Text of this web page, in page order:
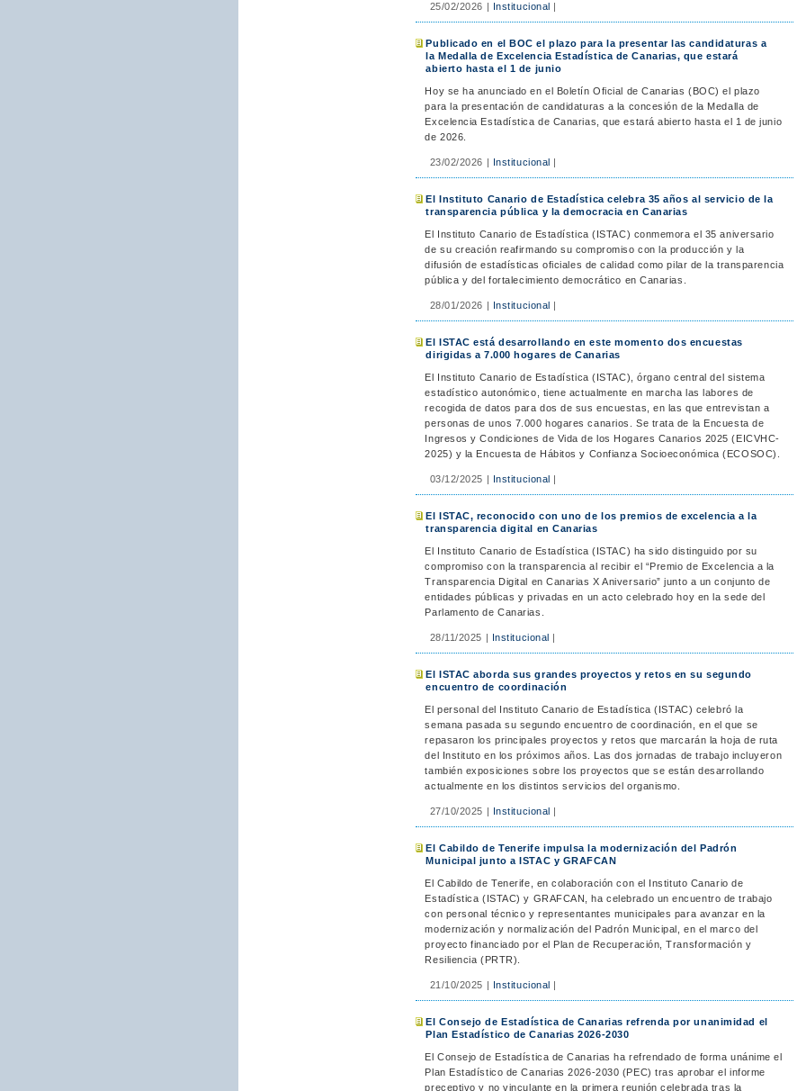
25/02/2026 | Institucional |
Publicado en el BOC el plazo para la presentar las candidaturas a
la Medalla de Excelencia Estadística de Canarias, que estará
abierto hasta el 1 de junio
Hoy se ha anunciado en el Boletín Oficial de Canarias (BOC) el plazo
para la presentación de candidaturas a la concesión de la Medalla de
Excelencia Estadística de Canarias, que estará abierto hasta el 1 de junio
de 2026.
23/02/2026 | Institucional |
El Instituto Canario de Estadística celebra 35 años al servicio de la
transparencia pública y la democracia en Canarias
El Instituto Canario de Estadística (ISTAC) conmemora el 35 aniversario
de su creación reafirmando su compromiso con la producción y la
difusión de estadísticas oficiales de calidad como pilar de la transparencia
pública y del fortalecimiento democrático en Canarias.
28/01/2026 | Institucional |
El ISTAC está desarrollando en este momento dos encuestas
dirigidas a 7.000 hogares de Canarias
El Instituto Canario de Estadística (ISTAC), órgano central del sistema
estadístico autonómico, tiene actualmente en marcha las labores de
recogida de datos para dos de sus encuestas, en las que entrevistan a
personas de unos 7.000 hogares canarios. Se trata de la Encuesta de
Ingresos y Condiciones de Vida de los Hogares Canarios 2025 (EICVHC-
2025) y la Encuesta de Hábitos y Confianza Socioeconómica (ECOSOC).
03/12/2025 | Institucional |
El ISTAC, reconocido con uno de los premios de excelencia a la
transparencia digital en Canarias
El Instituto Canario de Estadística (ISTAC) ha sido distinguido por su
compromiso con la transparencia al recibir el “Premio de Excelencia a la
Transparencia Digital en Canarias X Aniversario” junto a un conjunto de
entidades públicas y privadas en un acto celebrado hoy en la sede del
Parlamento de Canarias.
28/11/2025 | Institucional |
El ISTAC aborda sus grandes proyectos y retos en su segundo
encuentro de coordinación
El personal del Instituto Canario de Estadística (ISTAC) celebró la
semana pasada su segundo encuentro de coordinación, en el que se
repasaron los principales proyectos y retos que marcarán la hoja de ruta
del Instituto en los próximos años. Las dos jornadas de trabajo incluyeron
también exposiciones sobre los proyectos que se están desarrollando
actualmente en los distintos servicios del organismo.
27/10/2025 | Institucional |
El Cabildo de Tenerife impulsa la modernización del Padrón
Municipal junto a ISTAC y GRAFCAN
El Cabildo de Tenerife, en colaboración con el Instituto Canario de
Estadística (ISTAC) y GRAFCAN, ha celebrado un encuentro de trabajo
con personal técnico y representantes municipales para avanzar en la
modernización y normalización del Padrón Municipal, en el marco del
proyecto financiado por el Plan de Recuperación, Transformación y
Resiliencia (PRTR).
21/10/2025 | Institucional |
El Consejo de Estadística de Canarias refrenda por unanimidad el
Plan Estadístico de Canarias 2026-2030
El Consejo de Estadística de Canarias ha refrendado de forma unánime el
Plan Estadístico de Canarias 2026-2030 (PEC) tras aprobar el informe
preceptivo y no vinculante en la primera reunión celebrada tras la